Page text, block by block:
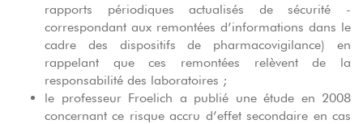
rapports périodiques actualisés de sécurité -
correspondant aux remontées d’informations dans le
cadre des dispositifs de pharmacovigilance) en
rappelant que ces remontées relèvent de la
responsabilité des laboratoires ;
le professeur Froelich a publié une étude en 2008
concernant ce risque accru d’effet secondaire en cas